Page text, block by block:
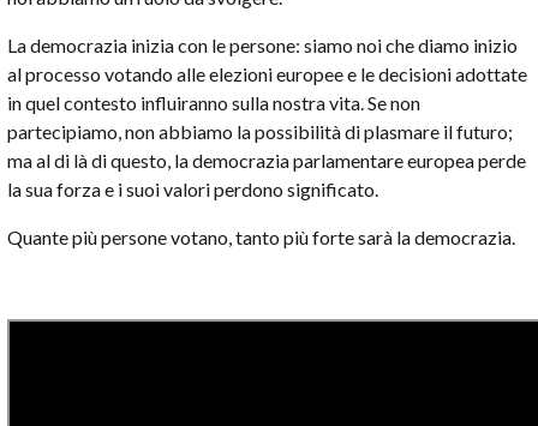
La democrazia inizia con le persone: siamo noi che diamo inizio
al processo votando alle elezioni europee e le decisioni adottate
in quel contesto influiranno sulla nostra vita. Se non
partecipiamo, non abbiamo la possibilità di plasmare il futuro;
ma al di là di questo, la democrazia parlamentare europea perde
la sua forza e i suoi valori perdono significato.
Quante più persone votano, tanto più forte sarà la democrazia.